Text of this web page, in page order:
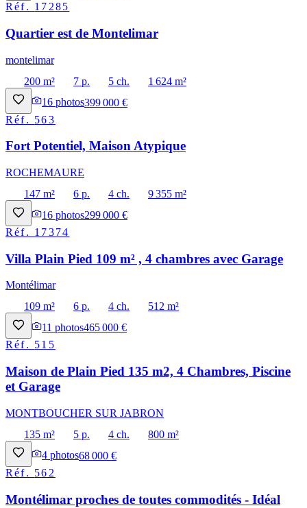
Réf. 17285
Quartier est de Montelimar
montelimar
200 m²
7 p. 5 ch.
1 624 m²
16 photos399 000 €
Réf. 563
Fort Potentiel, Maison Atypique
ROCHEMAURE
147 m²
6 p. 4 ch.
9 355 m²
16 photos299 000 €
Réf. 17374
Villa Plain Pied 109 m² , 4 chambres avec Garage
Montélimar
109 m²
6 p. 4 ch.
512 m²
11 photos465 000 €
Réf. 515
Maison de Plain Pied 135 m2, 4 Chambres, Piscine
et Garage
MONTBOUCHER SUR JABRON
135 m²
5 p. 4 ch.
800 m²
4 photos68 000 €
Réf. 562
Montélimar proches de toutes commodités - Idéal